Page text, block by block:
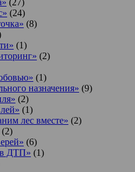
(24)
(8)
(1)
(2)
(1)
назначения» (9)
(2)
(1)
лес вместе» (2)
(2)
(6)
ДТП» (1)